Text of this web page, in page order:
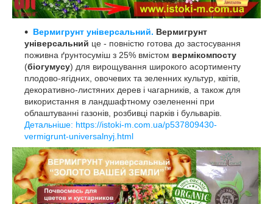
Вермигрунт універсальний. Вермигрунт
універсальний це - повністю готова до застосування
поживна ґрунтосуміш з 25% вмістом вермікомпосту
(біогумусу) для вирощування широкого асортименту
плодово-ягідних, овочевих та зеленних культур, квітів,
декоративно-листяних дерев і чагарників, а також для
використання в ландшафтному озелененні при
облаштуванні газонів, розбивці парків і бульварів.
Детальніше: https://istoki-m.com.ua/p537809430-
vermigrunt-universalnyj.html